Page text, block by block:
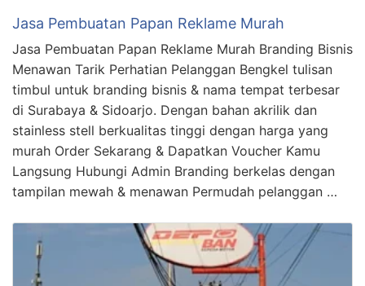
Jasa Pembuatan Papan Reklame Murah
Jasa Pembuatan Papan Reklame Murah Branding Bisnis
Menawan Tarik Perhatian Pelanggan Bengkel tulisan
timbul untuk branding bisnis & nama tempat terbesar
di Surabaya & Sidoarjo. Dengan bahan akrilik dan
stainless stell berkualitas tinggi dengan harga yang
murah Order Sekarang & Dapatkan Voucher Kamu
Langsung Hubungi Admin Branding berkelas dengan
tampilan mewah & menawan Permudah pelanggan …